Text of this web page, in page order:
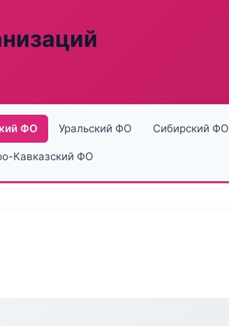
ФО Уральский ФО Сибирский ФО
Кавказский ФО